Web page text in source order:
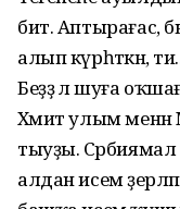
бит. Аптырағас,
алып күрһәткән,
Беҙҙә лә шуға
Хәмит улым менән
тыуҙы. Сәрбиямал
алдан исем